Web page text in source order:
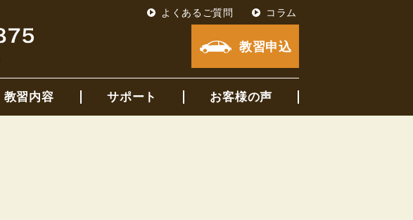
教習申込
よくあるご質問 コラム
教習内容 サポート お客様の声